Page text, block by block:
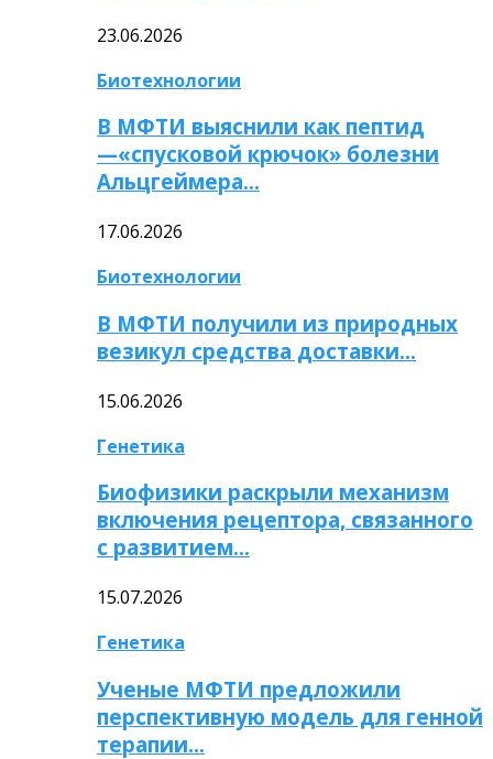
23.06.2026
Биотехнологии
В МФТИ выяснили как пептид
—«спусковой крючок» болезни
Альцгеймера…
17.06.2026
Биотехнологии
В МФТИ получили из природных
везикул средства доставки…
15.06.2026
Генетика
Биофизики раскрыли механизм
включения рецептора, связанного
с развитием…
15.07.2026
Генетика
Ученые МФТИ предложили
перспективную модель для генной
терапии…